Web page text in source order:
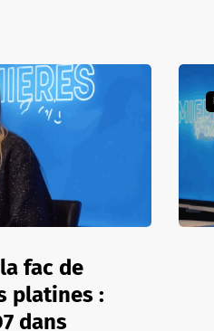
fac de
platines :
dans